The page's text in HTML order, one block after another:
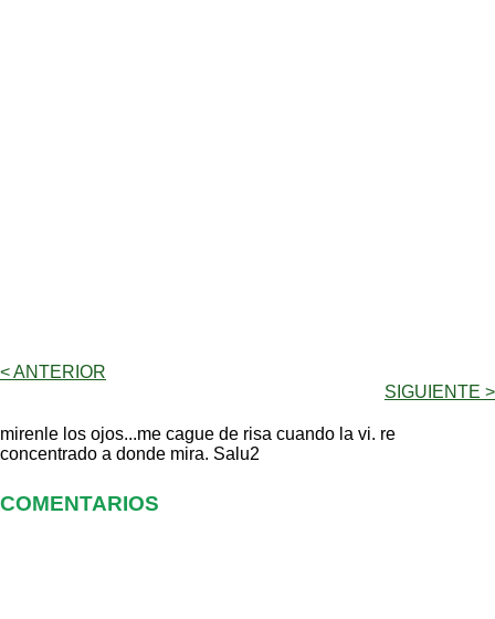
< ANTERIOR
SIGUIENTE >
mirenle los ojos...me cague de risa cuando la vi. re
concentrado a donde mira. Salu2
COMENTARIOS